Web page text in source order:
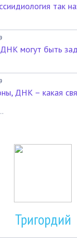
так
могут быть
ДНК – какая
Тригордий